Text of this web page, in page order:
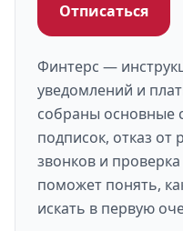
Отписаться
Финтерс —
уведомлений и
собраны основные
подписок, отказ от
звонков и
поможет понять,
искать в первую